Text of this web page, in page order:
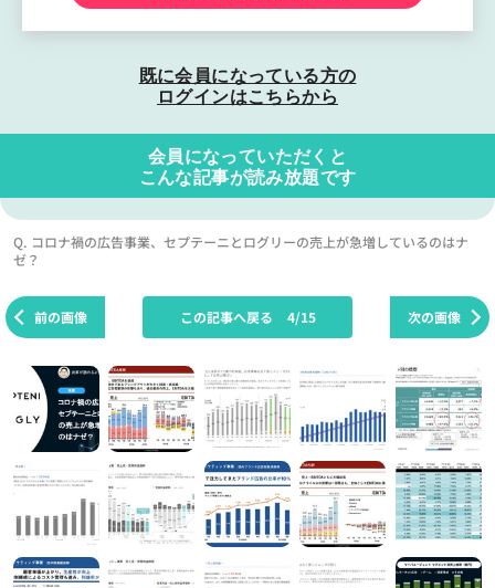
既に会員になっている方の
ログインはこちらから
会員になっていただくと
こんな記事が読み放題です
Q. コロナ禍の広告事業、セプテーニとログリーの売上が急増しているのはナ
ゼ？
前の画像 次の画像
この記事へ戻る 4/15